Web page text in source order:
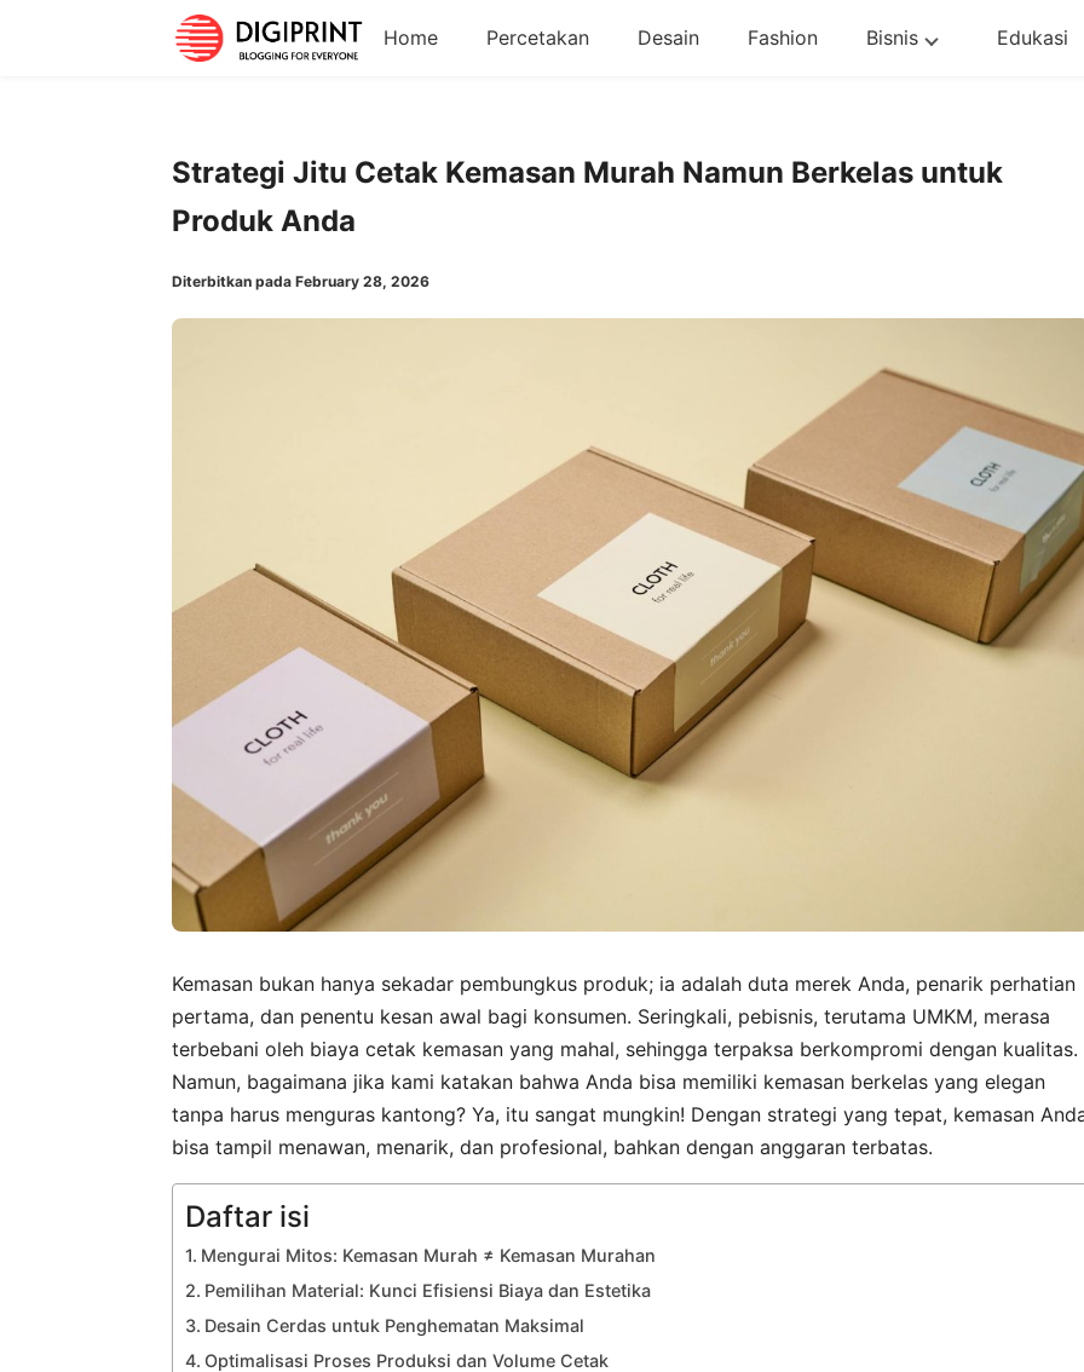
Home Percetakan Desain Fashion Bisnis Edukasi
Strategi Jitu Cetak Kemasan Murah Namun Berkelas untuk
Produk Anda
Diterbitkan pada February 28, 2026
Kemasan bukan hanya sekadar pembungkus produk; ia adalah duta merek Anda, penarik perhatian
pertama, dan penentu kesan awal bagi konsumen. Seringkali, pebisnis, terutama UMKM, merasa
terbebani oleh biaya cetak kemasan yang mahal, sehingga terpaksa berkompromi dengan kualitas.
Namun, bagaimana jika kami katakan bahwa Anda bisa memiliki kemasan berkelas yang elegan
tanpa harus menguras kantong? Ya, itu sangat mungkin! Dengan strategi yang tepat, kemasan
bisa tampil menawan, menarik, dan profesional, bahkan dengan anggaran terbatas.
Daftar isi
Mengurai Mitos: Kemasan Murah ≠ Kemasan Murahan
Pemilihan Material: Kunci Efisiensi Biaya dan Estetika
Desain Cerdas untuk Penghematan Maksimal
Optimalisasi Proses Produksi dan Volume Cetak